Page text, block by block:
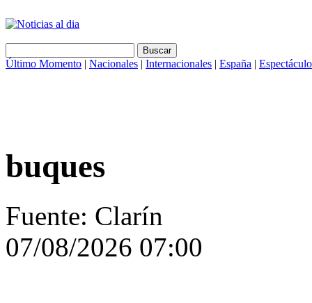
Último Momento | Nacionales | Internacionales | España |
buques
Fuente: Clarín
07/08/2026 07:00